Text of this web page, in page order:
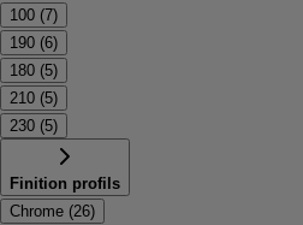
100 (7)
190 (6)
180 (5)
210 (5)
230 (5)
Finition profils
Chrome (26)